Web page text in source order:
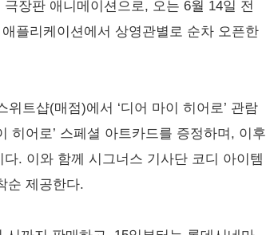
극장판 애니메이션으로, 오는 6월 14일 전
플리케이션에서 상영관별로 순차 오픈한
트샵(매점)에서 ‘디어 마이 히어로’ 관람
히어로’ 스페셜 아트카드를 증정하며, 이후
. 이와 함께 시그너스 기사단 코디 아이템
순 제공한다.